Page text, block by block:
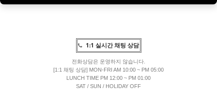
1:1 실시간 채팅 상담
전화상담은 운영하지 않습니다.
[1:1 채팅 상담] MON-FRI AM 10:00 ~ PM 05:00
LUNCH TIME PM 12:00 ~ PM 01:00
SAT / SUN / HOLIDAY OFF